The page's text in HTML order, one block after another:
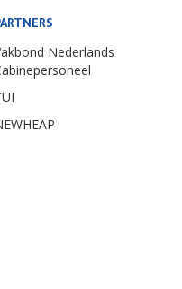
Nederlands